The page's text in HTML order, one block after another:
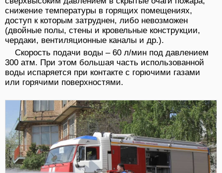
снижение температуры в горящих помещениях,
доступ к которым затруднен, либо невозможен
(двойные полы, стены и кровельные конструкции,
чердаки, вентиляционные каналы и др.).
Скорость подачи воды – 60 л/мин под давлением
300 атм. При этом большая часть использованной
воды испаряется при контакте с горючими газами
или горячими поверхностями.